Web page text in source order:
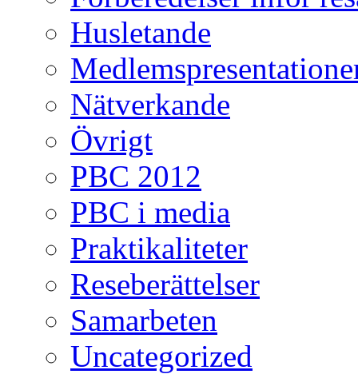
Husletande
Nätverkande
Övrigt
PBC 2012
PBC i media
Praktikaliteter
Reseberättelser
Samarbeten
Uncategorized